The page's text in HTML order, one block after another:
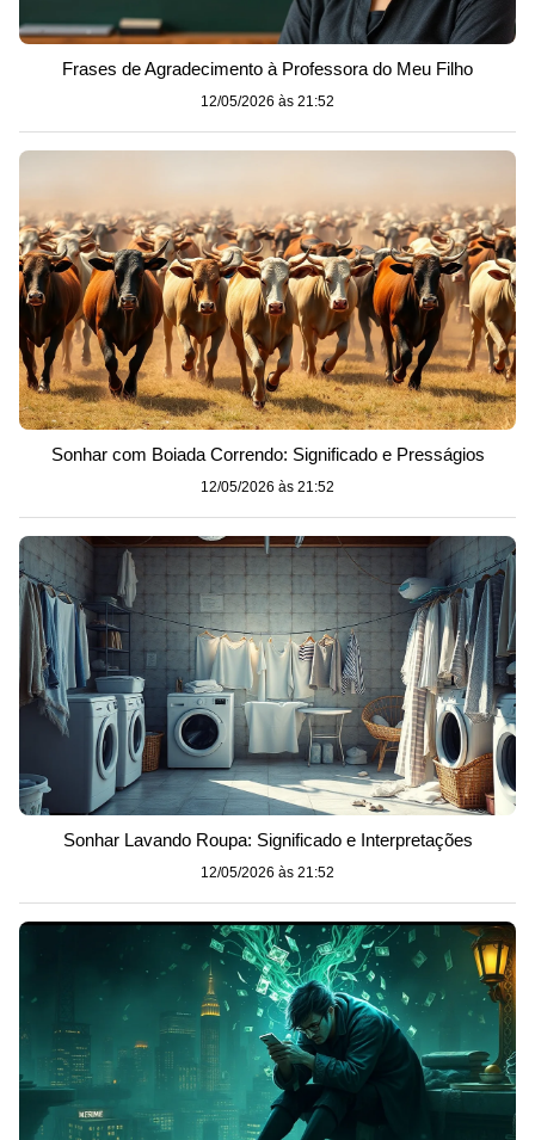
Frases de Agradecimento à Professora do Meu Filho
12/05/2026 às 21:52
Sonhar com Boiada Correndo: Significado e Presságios
12/05/2026 às 21:52
Sonhar Lavando Roupa: Significado e Interpretações
12/05/2026 às 21:52